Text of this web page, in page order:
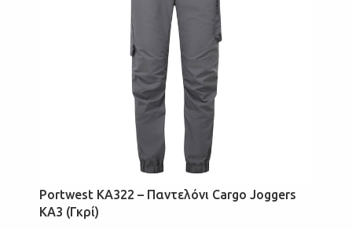
Portwest KA322 – Παντελόνι Cargo Joggers
KA3 (Γκρί)